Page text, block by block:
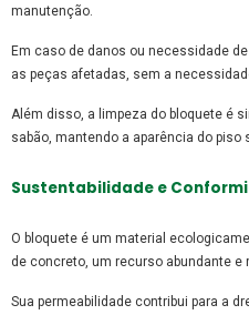
manutenção.
Em caso de danos ou necessidade
as peças afetadas, sem a
Além disso, a limpeza do bloquete é
sabão, mantendo a aparência do piso
Sustentabilidade e
O bloquete é um material
de concreto, um recurso abundante e
Sua permeabilidade contribui para a